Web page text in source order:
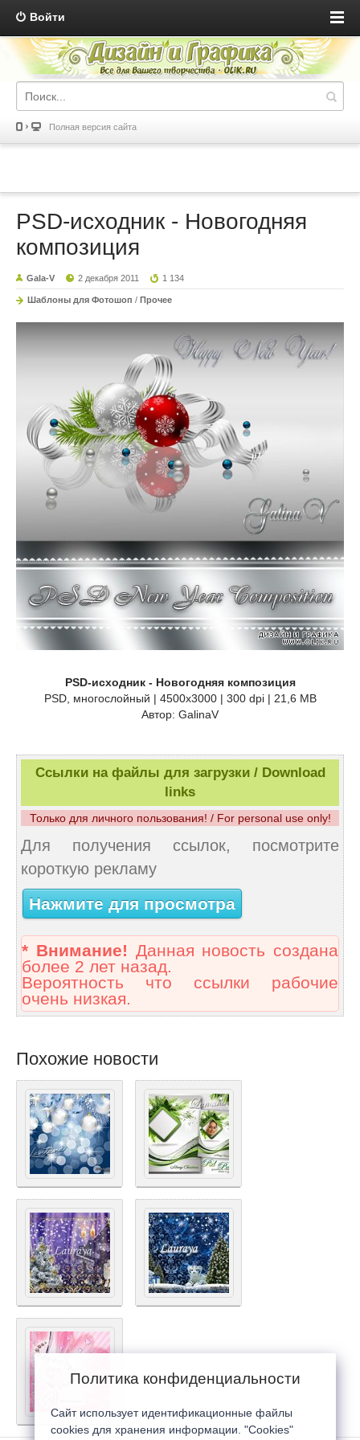
Войти
Полная версия сайта
PSD-исходник - Новогодняя
композиция
Gala-V 2 декабря 2011 1 134
Шаблоны для Фотошоп / Прочее
PSD-исходник - Новогодняя композиция
PSD, многослойный | 4500x3000 | 300 dpi | 21,6 MB
Автор: GalinaV
Ссылки на файлы для загрузки / Download
links
Только для личного пользования! / For personal use only!
Для получения ссылок, посмотрите
короткую рекламу
Нажмите для просмотра
* Внимание! Данная новость создана
более 2 лет назад.
Вероятность что ссылки рабочие
очень низкая.
Похожие новости
Политика конфиденциальности
Сайт использует идентификационные файлы
cookies для хранения информации. "Cookies"